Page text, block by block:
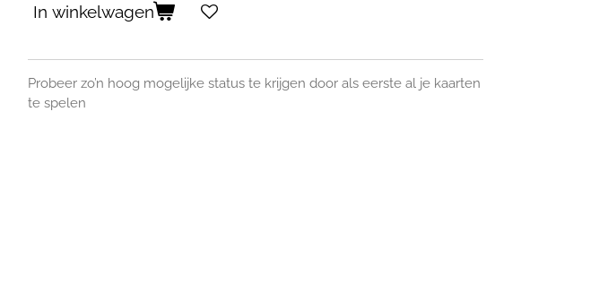
In winkelwagen
Probeer zo’n hoog mogelijke status te krijgen door als eerste al je kaarten
te spelen